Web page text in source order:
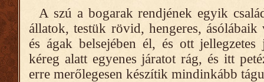
A szú a bogarak rendjének egyik
állatok, testük rövid, hengeres,
és ágak belsejében él, és ott
kéreg alatt egyenes járatot rág, és itt
erre merőlegesen készítik mindinkább